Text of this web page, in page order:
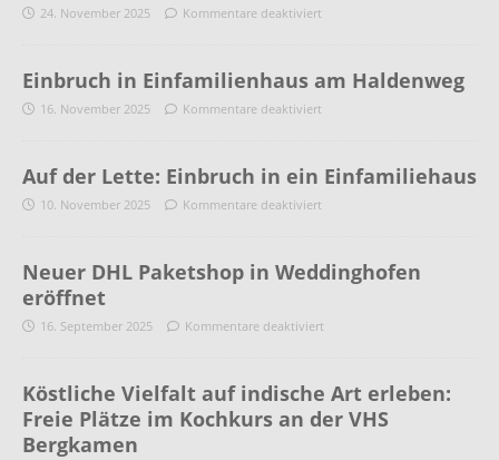
24. November 2025 Kommentare deaktiviert
Einbruch in Einfamilienhaus am Haldenweg
16. November 2025 Kommentare deaktiviert
Auf der Lette: Einbruch in ein Einfamiliehaus
10. November 2025 Kommentare deaktiviert
Neuer DHL Paketshop in Weddinghofen
eröffnet
16. September 2025 Kommentare deaktiviert
Köstliche Vielfalt auf indische Art erleben:
Freie Plätze im Kochkurs an der VHS
Bergkamen